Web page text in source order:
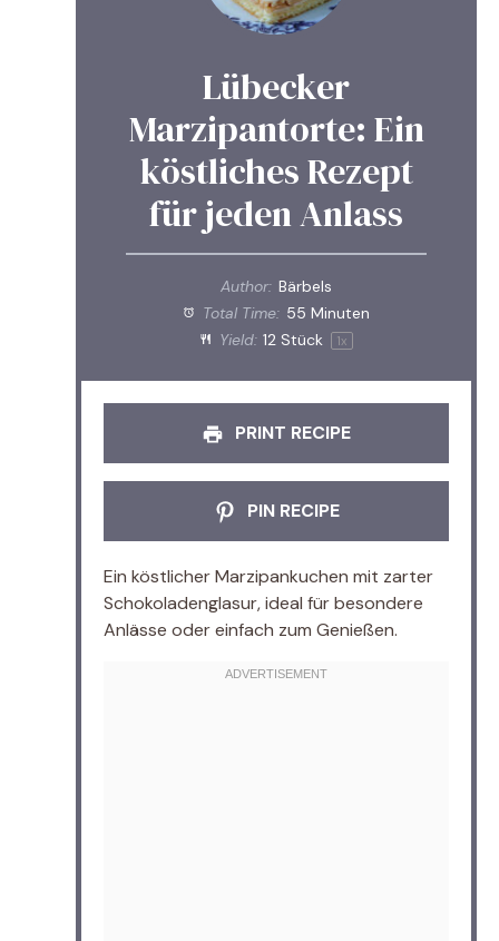
Lübecker
Marzipantorte: Ein
köstliches Rezept
für jeden Anlass
Author: Bärbels
Total Time: 55 Minuten
Yield: 12 Stück 1x
PRINT RECIPE
PIN RECIPE
Ein köstlicher Marzipankuchen mit zarter
Schokoladenglasur, ideal für besondere
Anlässe oder einfach zum Genießen.